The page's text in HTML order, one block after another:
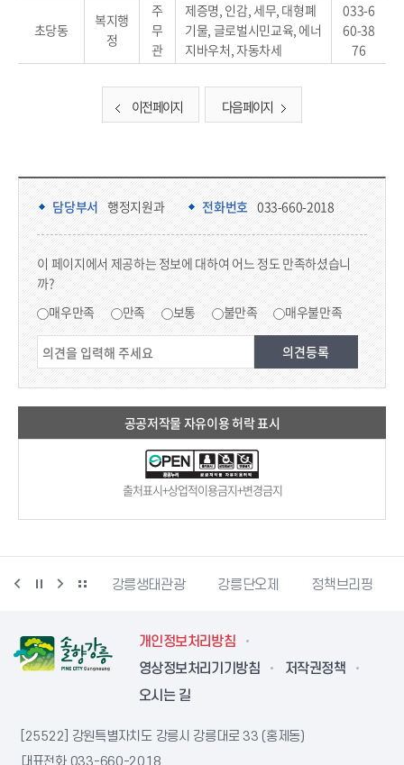
초당동
복지행
정
주
무
관
제증명, 인감, 세무, 대형폐
기물, 글로벌시민교육, 에너
지바우처, 자동차세
033-6
60-38
76
이전 페이지 다음 페이지
담당부서 정보 & 컨텐츠 만족도 조사 & 공공저작물 자유이용 허락 표시
담당부서 행정지원과 전화번호 033-660-2018
이 페이지에서 제공하는 정보에 대하여 어느 정도 만족하셨습니
까?
매우만족 만족 보통 불만족 매우불만족
공공저작물 자유이용 허락 표시
출처표시+상업적이용금지+변경금지
동물사랑센터 강릉생태관광 강릉단오제 정책브리핑
개인정보처리방침
영상정보처리기기방침
저작권정책
오시는 길
[25522] 강원특별자치도 강릉시 강릉대로 33 (홍제동)
대표전화 033-660-2018